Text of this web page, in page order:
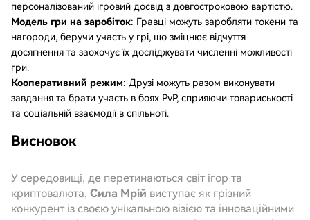
персоналізований ігровий досвід з довгостроковою вартістю.
Модель гри на заробіток: Гравці можуть заробляти токени та
нагороди, беручи участь у грі, що зміцнює відчуття
досягнення та заохочує їх досліджувати численні можливості
гри.
Кооперативний режим: Друзі можуть разом виконувати
завдання та брати участь в боях PvP, сприяючи товариськості
та соціальній взаємодії в спільноті.
Висновок
У середовищі, де перетинаються світ ігор та
криптовалюта, Сила Мрій виступає як грізний
конкурент із своєю унікальною візією та інноваційними